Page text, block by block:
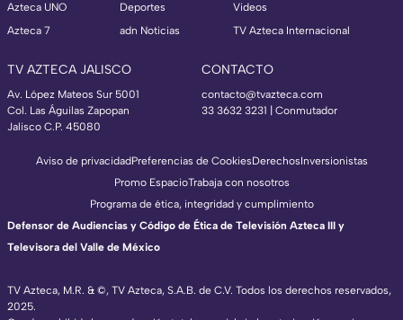
Azteca UNO
Azteca 7
Deportes
adn Noticias
Videos
TV Azteca Internacional
TV AZTECA JALISCO
Av. López Mateos Sur 5001
Col. Las Águilas Zapopan
Jalisco C.P. 45080
CONTACTO
contacto@tvazteca.com
33 3632 3231 | Conmutador
TV Azteca, M.R. & ©, TV Azteca, S.A.B. de C.V. Todos los derechos reservados,
2025.
Aviso de privacidadPreferencias de CookiesDerechosInversionistas
Promo EspacioTrabaja con nosotros
Programa de ética, integridad y cumplimiento
Defensor de Audiencias y Código de Ética de Televisión Azteca III y
Televisora del Valle de México